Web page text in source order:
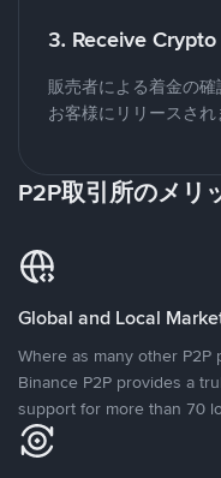
3. Receive Crypto
販売者による着金の
お客様にリリースされ
P2P取引所のメリ
Global and Local
Where as many other P2P
Binance P2P provides a
support for more than 70